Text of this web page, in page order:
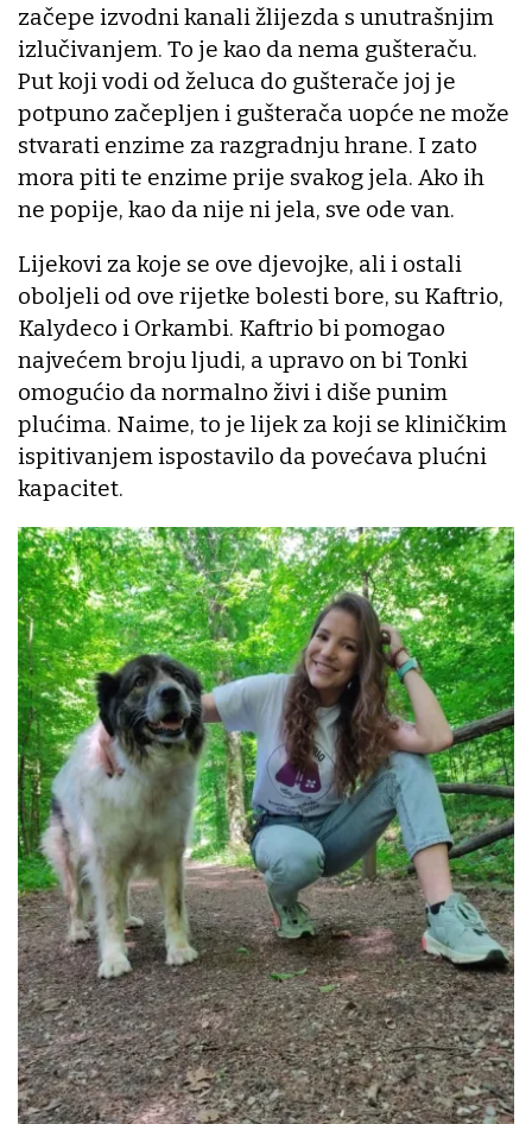
začepe izvodni kanali žlijezda s unutrašnjim
izlučivanjem. To je kao da nema gušteraču.
Put koji vodi od želuca do gušterače joj je
potpuno začepljen i gušterača uopće ne može
stvarati enzime za razgradnju hrane. I zato
mora piti te enzime prije svakog jela. Ako ih
ne popije, kao da nije ni jela, sve ode van.
Lijekovi za koje se ove djevojke, ali i ostali
oboljeli od ove rijetke bolesti bore, su Kaftrio,
Kalydeco i Orkambi. Kaftrio bi pomogao
najvećem broju ljudi, a upravo on bi Tonki
omogućio da normalno živi i diše punim
plućima. Naime, to je lijek za koji se kliničkim
ispitivanjem ispostavilo da povećava plućni
kapacitet.